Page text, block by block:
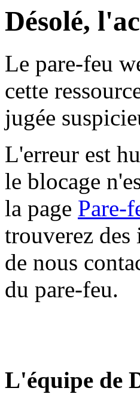
Désolé,
Le pare-feu
cette
jugée
L'erreur est
le blocage
la page Pare-
trouverez
de nous
du pare-feu.
L'équipe de